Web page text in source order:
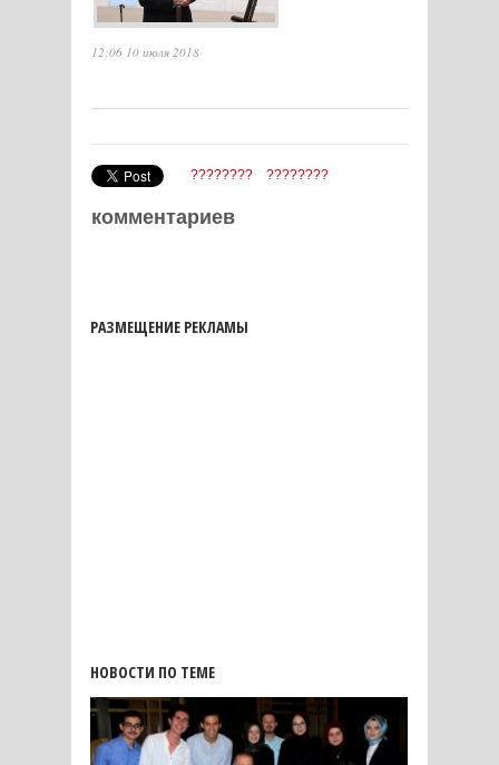
12:06 10 июля 2018
???????? ????????
комментариев
РАЗМЕЩЕНИЕ РЕКЛАМЫ
НОВОСТИ ПО ТЕМЕ